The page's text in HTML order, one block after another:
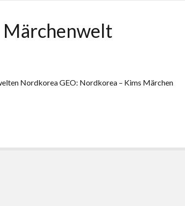
Nordkorea GEO: Nordkorea – Kims Märchen